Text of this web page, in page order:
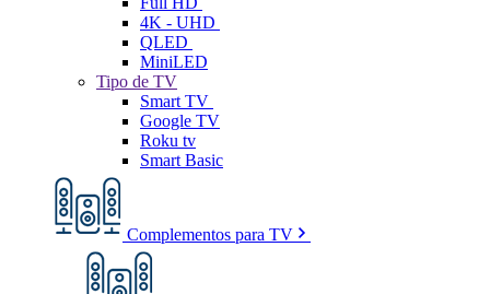
4K - UHD
QLED
MiniLED
Tipo de TV
Smart TV
Google TV
Roku tv
Smart Basic
Complementos para TV